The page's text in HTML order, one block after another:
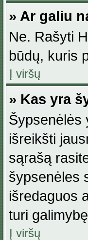
» Ar galiu
Ne. Rašyti
būdų, kuris
Į viršų
» Kas yra
Šypsenėlės
išreikšti
sąrašą
šypsenėles
išredaguos
turi
Į viršų